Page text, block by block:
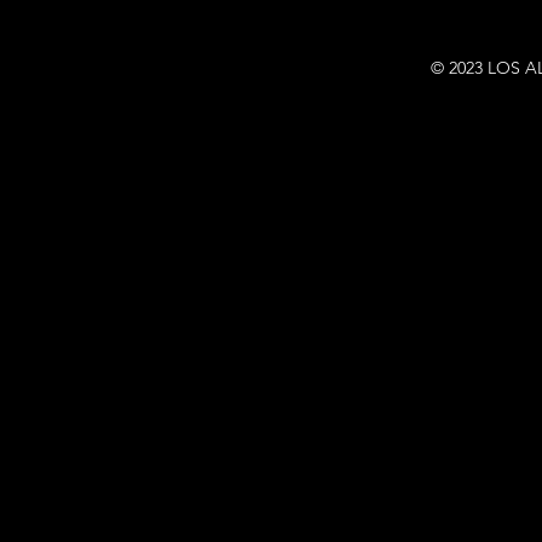
© 2023 LOS